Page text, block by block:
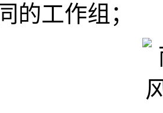
的工作组；